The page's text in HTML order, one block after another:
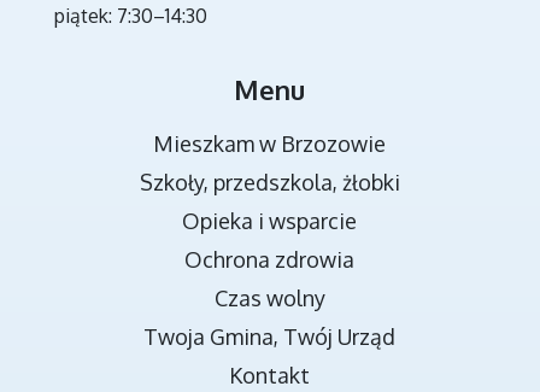
MIEJSCA REKREACJI
TRANSMISJA OBRAD RADY MIEJSKIEJ
piątek: 7:30–14:30
Menu
Mieszkam w Brzozowie
Szkoły, przedszkola, żłobki
Opieka i wsparcie
Ochrona zdrowia
Czas wolny
Twoja Gmina, Twój Urząd
Kontakt